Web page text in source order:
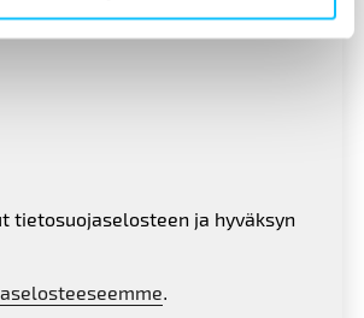
tietosuojaselosteen ja hyväksyn
.